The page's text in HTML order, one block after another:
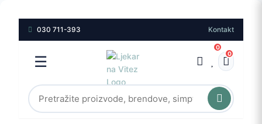
030 711-393 Kontakt
☰
0
0